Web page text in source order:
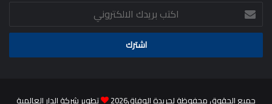
اكتب
بريدك
الالكتروني
جميع الحقوق محفوظة لجريدة الوفاق2026 تطوير شركة الدار العالمية